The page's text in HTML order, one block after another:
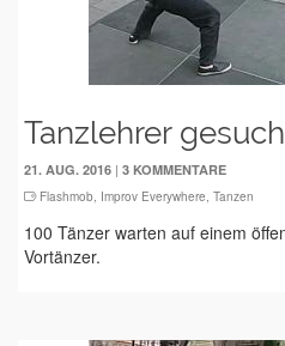
Tanzlehrer
21. AUG. 2016 | 3 KOMMENTARE
Flashmob, Improv Everywhere, Tanzen
100 Tänzer warten auf einem
Vortänzer.